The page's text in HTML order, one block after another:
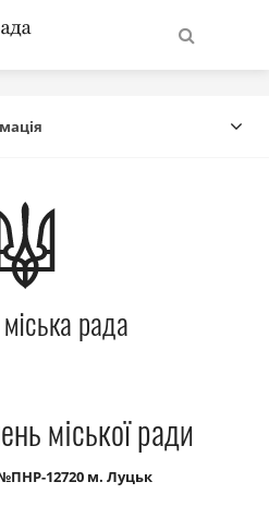
місто
влада
рада
інформація
рада
міської ради
№ПНР-12720 м. Луцьк